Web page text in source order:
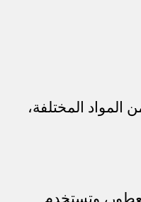
المختلفة،
وتستخدم